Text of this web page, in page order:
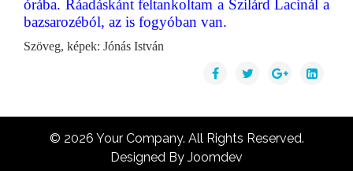
órába. Ráadáskánt feltankoltam a Szilárd Lacinál a
bazsarozéból, az is fogyóban van.
Szöveg, képek: Jónás István
© 2026 Your Company. All Rights Reserved.
Designed By Joomdev